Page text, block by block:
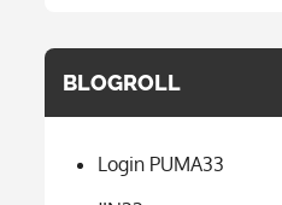
BLOGROLL
Login PUMA33